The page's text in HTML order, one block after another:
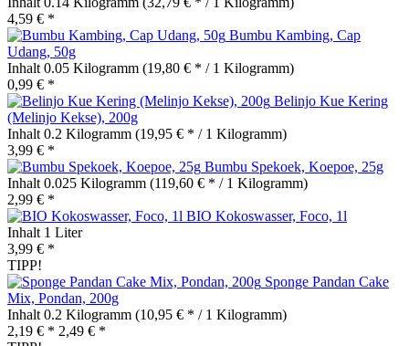
4,59 € *
Bumbu Kambing, Cap
Udang, 50g
Inhalt 0.05 Kilogramm (19,80 € * / 1 Kilogramm)
0,99 € *
Belinjo Kue Kering
(Melinjo Kekse), 200g
Inhalt 0.2 Kilogramm (19,95 € * / 1 Kilogramm)
3,99 € *
Bumbu Spekoek, Koepoe, 25g
Inhalt 0.025 Kilogramm (119,60 € * / 1 Kilogramm)
2,99 € *
BIO Kokoswasser, Foco, 1l
Inhalt 1 Liter
3,99 € *
TIPP!
Sponge Pandan Cake
Mix, Pondan, 200g
Inhalt 0.2 Kilogramm (10,95 € * / 1 Kilogramm)
2,19 € * 2,49 € *